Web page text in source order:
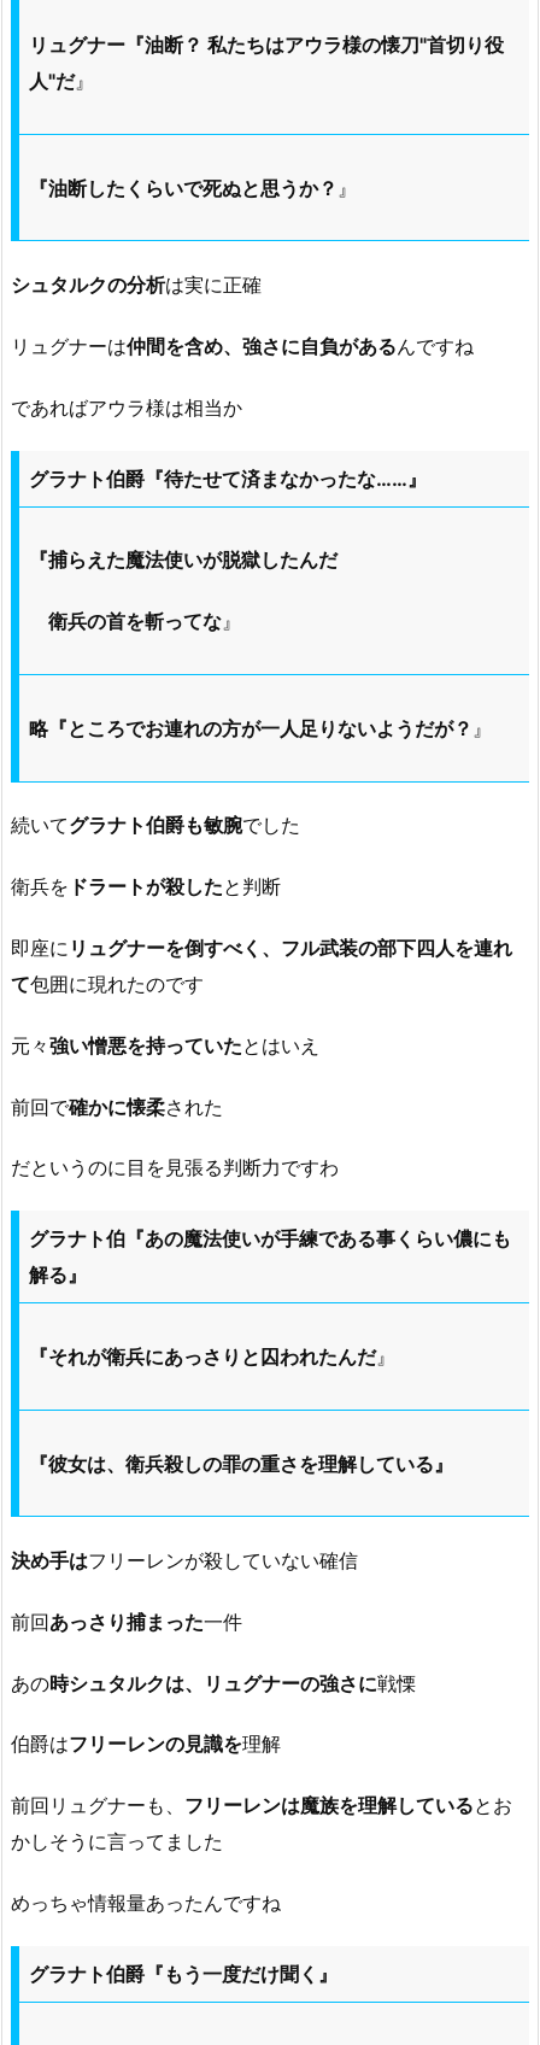
リュグナー『油断？ 私たちはアウラ様の懐刀"首切り役
人"だ』
『油断したくらいで死ぬと思うか？ 』
シュタルクの分析は実に正確
リュグナーは仲間を含め、強さに自負があるんですね
であればアウラ様は相当か
グラナト伯爵『待たせて済まなかったな……』
『捕らえた魔法使いが脱獄したんだ
衛兵の首を斬ってな』
略『ところでお連れの方が一人足りないようだが？ 』
続いてグラナト伯爵も敏腕でした
衛兵を ドラートが殺したと判断
即座に リュグナーを倒すべく、フル武装の部下四人を連れ
て包囲に現れたのです
元々強い憎悪を持っていたとはいえ
前回で確かに懐柔された
だというのに目を見張る判断力ですわ
グラナト伯『あの魔法使いが手練である事くらい儂にも
解る』
『それが衛兵にあっさりと囚われたんだ』
『彼女は、衛兵殺しの罪の重さを理解している』
決め手はフリーレンが殺していない確信
前回あっさり捕まった一件
あの時シュタルクは、リュグナーの強さに戦慄
伯爵はフリーレンの見識を理解
前回リュグナーも、 フリーレンは魔族を理解しているとお
かしそうに言ってました
めっちゃ情報量あったんですね
グラナト伯爵『もう一度だけ聞く』